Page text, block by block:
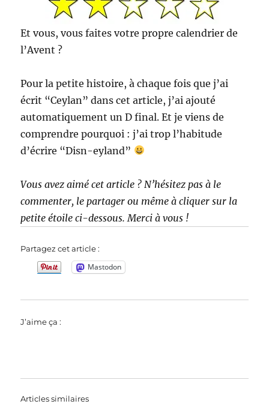
Et vous, vous faites votre propre calendrier de
l’Avent ?
Pour la petite histoire, à chaque fois que j’ai
écrit “Ceylan” dans cet article, j’ai ajouté
automatiquement un D final. Et je viens de
comprendre pourquoi : j’ai trop l’habitude
d’écrire “Disn-eyland”
Vous avez aimé cet article ? N’hésitez pas à le
commenter, le partager ou même à cliquer sur la
petite étoile ci-dessous. Merci à vous !
Partagez cet article :
Mastodon
J’aime ça :
Articles similaires